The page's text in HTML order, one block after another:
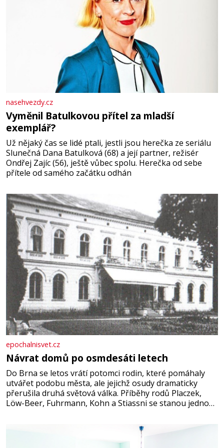
nasehvezdy.cz
Vyměnil Batulkovou přítel za mladší
exemplář?
Už nějaký čas se lidé ptali, jestli jsou herečka ze seriálu
Slunečná Dana Batulková (68) a její partner, režisér
Ondřej Zajíc (56), ještě vůbec spolu. Herečka od sebe
přítele od samého začátku odhán
epochalnisvet.cz
Návrat domů po osmdesáti letech
Do Brna se letos vrátí potomci rodin, které pomáhaly
utvářet podobu města, ale jejichž osudy dramaticky
přerušila druhá světová válka. Příběhy rodů Placzek,
Löw-Beer, Fuhrmann, Kohn a Stiassni se stanou jednou
jednoduché. Místa, která si člověk pamatuje z rodinných